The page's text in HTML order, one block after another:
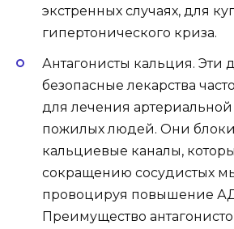
экстренных случаях, для
гипертонического криза.
Антагонисты кальция. Эти
безопасные лекарства
для лечения
пожилых людей. Они
кальциевые каналы,
сокращению сосудистых
провоцируя повышение
Преимущество